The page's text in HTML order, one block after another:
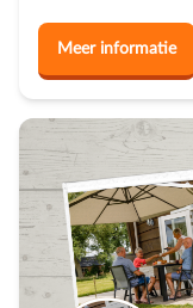
Meer informatie